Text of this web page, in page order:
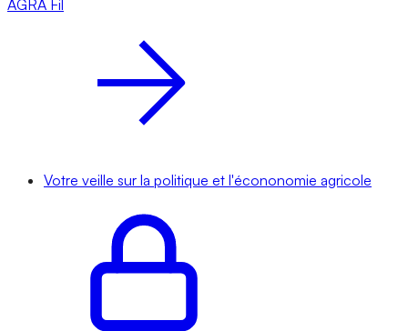
AGRA Fil
Votre veille sur la politique et l'écononomie agricole